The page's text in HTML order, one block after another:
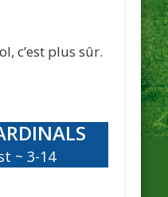
c’est plus sûr.
~ 3-14